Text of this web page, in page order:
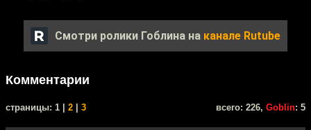
Смотри ролики Гоблина на канале Rutube
Комментарии
cтраницы: 1 | 2 3 всего: 226, Goblin: 5